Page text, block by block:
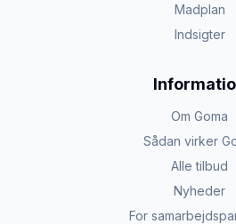
Madplan
Indsigter
Om Goma
Sådan virker
Alle tilbud
Nyheder
For